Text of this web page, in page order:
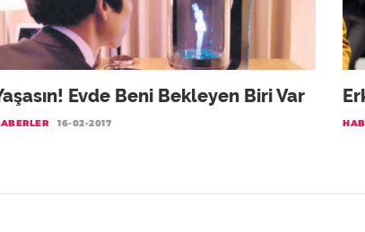
Evde Beni Bekleyen Biri Var
16-02-2017